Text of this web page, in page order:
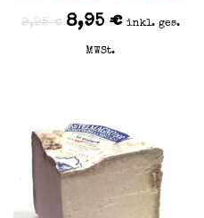
9,95€ 8,95 € inkl. ges.
MWSt.